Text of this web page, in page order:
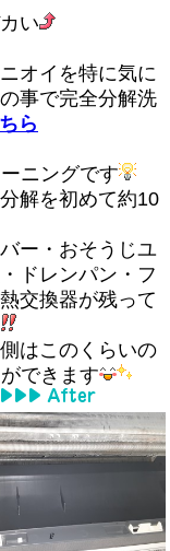
い
オイを特に気に
事で完全分解洗
ら
ニングです
解を初めて約10
ー・おそうじユ
ドレンパン・フ
交換器が残って
はこのくらいの
できます